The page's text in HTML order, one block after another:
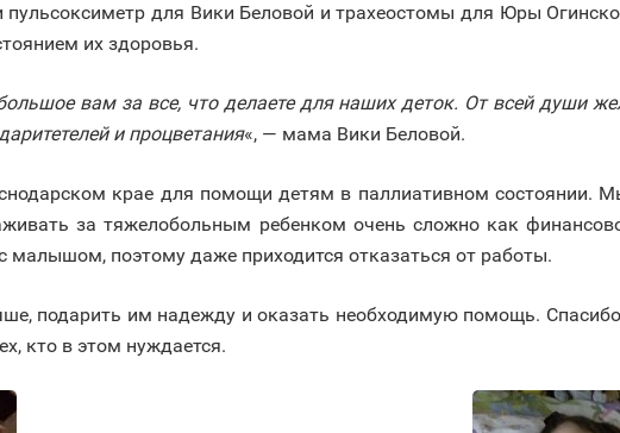
для Вики Беловой и трахеостомы для Юры
их здоровья.
вам за все, что делаете для наших деток. От всей души
и процветания«, — мама Вики Беловой.
крае для помощи детям в паллиативном состоянии.
за тяжелобольным ребенком очень сложно как
поэтому даже приходится отказаться от работы.
подарить им надежду и оказать необходимую помощь.
кто в этом нуждается.